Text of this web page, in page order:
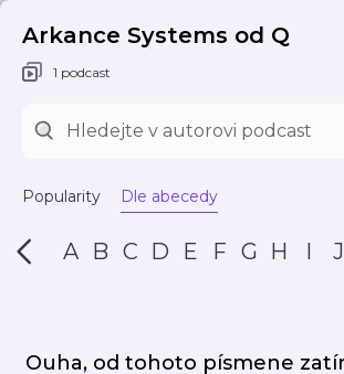
Arkance Systems od Q
1 podcast
Popularity Dle abecedy
A B C D E F G H I J
Ouha, od tohoto písmene